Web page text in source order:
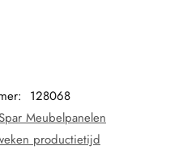
128068
Meubelpanelen
productietijd